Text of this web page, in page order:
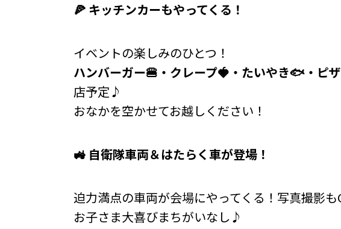
🍕 キッチンカーもやってくる！
イベントの楽しみのひとつ！
ハンバーガー🍔 ・クレープ🍓 ・たいやき🐟 ・ピザ
店予定♪
おなかを空かせてお越しください！
🚜 自衛隊車両＆はたらく車が登場！
迫力満点の車両が会場にやってくる！写真撮影も
お子さま大喜びまちがいなし♪